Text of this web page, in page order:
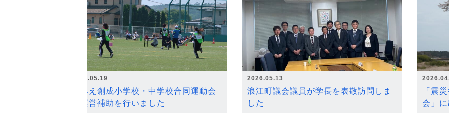
2026.05.19
なみえ創成小学校・中学校合同運動会
の運営補助を行いました
2026.05.13
浪江町議会議員が学長を表敬訪問しま
した
「震
会」